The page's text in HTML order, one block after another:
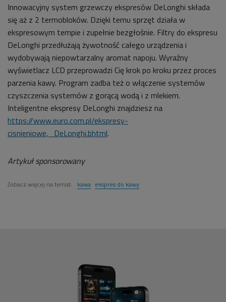
Innowacyjny system grzewczy ekspresów DeLonghi składa
się aż z 2 termobloków. Dzięki temu sprzęt działa w
ekspresowym tempie i zupełnie bezgłośnie. Filtry do ekspresu
DeLonghi przedłużają żywotność całego urządzenia i
wydobywają niepowtarzalny aromat napoju. Wyraźny
wyświetlacz LCD przeprowadzi Cię krok po kroku przez proces
parzenia kawy. Program zadba też o włączenie systemów
czyszczenia systemów z gorącą wodą i z mlekiem.
Inteligentne ekspresy DeLonghi znajdziesz na
https://www.euro.com.pl/ekspresy-
cisnieniowe,_DeLonghi.bhtml.
Artykuł sponsorowany
Zobacz więcej na temat: kawa ekspres do kawy